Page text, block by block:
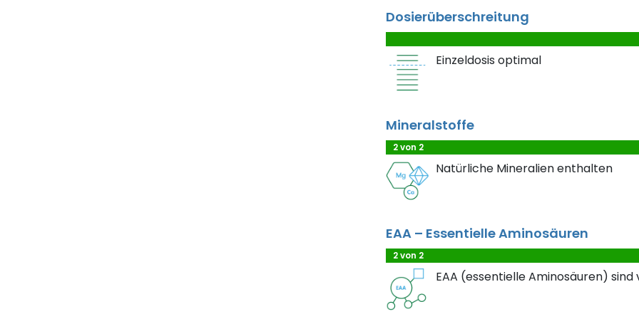
Dosierüberschreitung
Einzeldosis optimal
Mineralstoffe
2 von 2
Natürliche Mineralien enthalten
EAA – Essentielle Aminosäuren
2 von 2
EAA (essentielle Aminosäuren) sind